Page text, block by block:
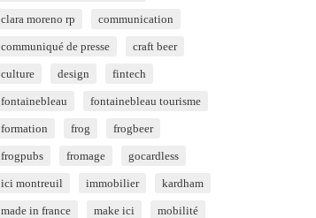
clara moreno rp communication
communiqué de presse craft beer
culture design fintech
fontainebleau fontainebleau tourisme
formation frog frogbeer
frogpubs fromage gocardless
ici montreuil immobilier kardham
made in france make ici mobilité